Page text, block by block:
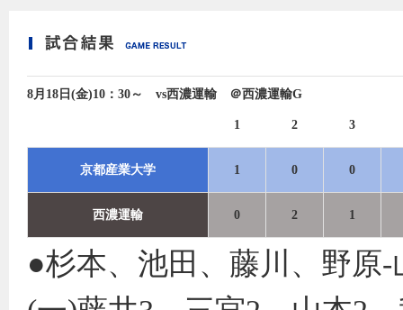
8月18日(金)10：30～ vs西濃運輸 ＠西濃運輸G
1 2 3
京都産業大学 1 0 0
西濃運輸 0 2 1
●杉本、池田、藤川、野原‐